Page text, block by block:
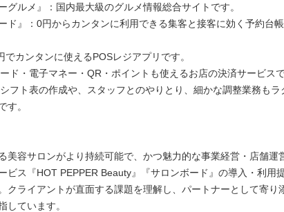
グルメ』：国内最大級のグルメ情報総合サイトです。
ド』：0円からカンタンに利用できる集客と接客に効く予約台
でカンタンに使えるPOSレジアプリです。
ド・電子マネー・QR・ポイントも使えるお店の決済サービスで
フト表の作成や、スタッフとのやりとり、細かな調整業務もラ
す。
美容サロンがより持続可能で、かつ魅力的な事業経営・店舗運
ビス『HOT PEPPER Beauty』『サロンボード』の導入・利用
クライアントが直面する課題を理解し、パートナーとして寄り
しています。